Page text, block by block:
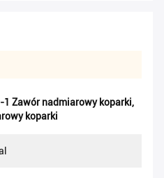
1 Zawór nadmiarowy koparki,
koparki